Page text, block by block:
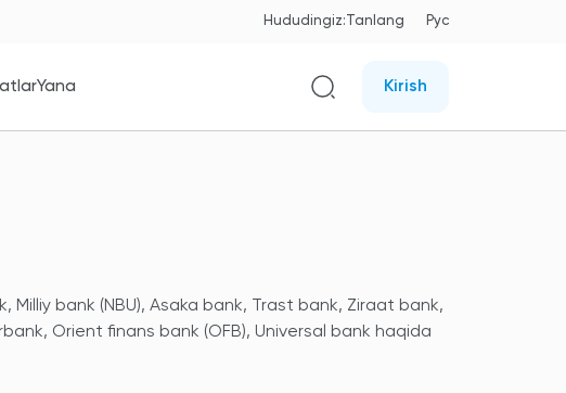
Hududingiz:Tanlang Рус
Yana Kirish
bank (NBU), Asaka bank, Trast bank, Ziraat bank,
Orient finans bank (OFB), Universal bank haqida